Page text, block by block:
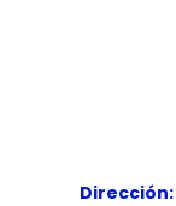
Dirección: